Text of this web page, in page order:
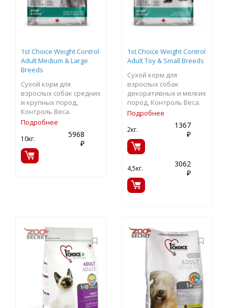
1st Choice Weight Control
Adult Medium & Large
Breeds
Сухой корм для
взрослых собак средних
и крупных пород,
Контроль Веса.
Подробнее
10кг.
5968
₽
1st Choice Weight Control
Adult Toy & Small Breeds
Сухой корм для
взрослых собак
декоративных и мелких
пород, Контроль Веса.
Подробнее
2кг.
1367
₽
4,5кг.
3062
₽